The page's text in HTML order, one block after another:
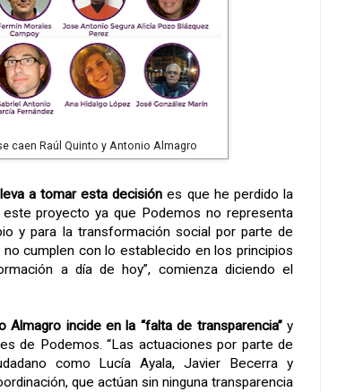
caen Raúl Quinto y Antonio Almagro
a tomar esta decisión es que he perdido la
proyecto ya que Podemos no representa
y para la transformación social por parte de
cumplen con lo establecido en los principios
a día de hoy”, comienza diciendo el
Almagro incide en la “falta de transparencia”y
de Podemos. “Las actuaciones por parte de
como Lucía Ayala, Javier Becerra y
que actúan sin ninguna transparencia